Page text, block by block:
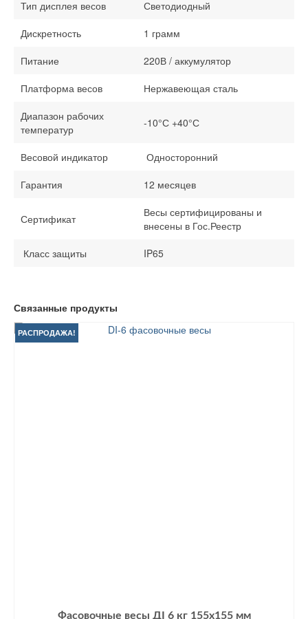
Тип дисплея весов
Светодиодный
Дискретность
1 грамм
Питание
220В / аккумулятор
Платформа весов
Нержавеющая сталь
Диапазон рабочих
температур
-10°С +40°С
Весовой индикатор
Односторонний
Гарантия
12 месяцев
Сертификат
Весы сертифицированы и
внесены в Гос.Реестр
Класс защиты
IP65
Связанные продукты
РАСПРОДАЖА!
Фасовочные весы ДІ 6 кг 155х155 мм